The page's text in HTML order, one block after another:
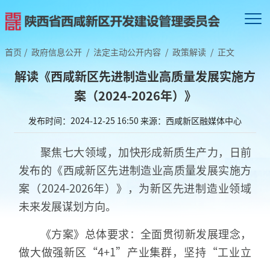
首页 / 政府信息公开 / 法定主动公开内容 / 政策解读 / 正文
解读《西咸新区先进制造业高质量发展实施方
案（2024-2026年）》
发布时间：2024-12-25 16:50 来源：西咸新区融媒体中心
聚焦七大领域，加快形成新质生产力，日前
发布的《西咸新区先进制造业高质量发展实施方
案（2024-2026年）》，为新区先进制造业领域
未来发展谋划方向。
《方案》总体要求：全面贯彻新发展理念，
做大做强新区“4+1”产业集群，坚持“工业立